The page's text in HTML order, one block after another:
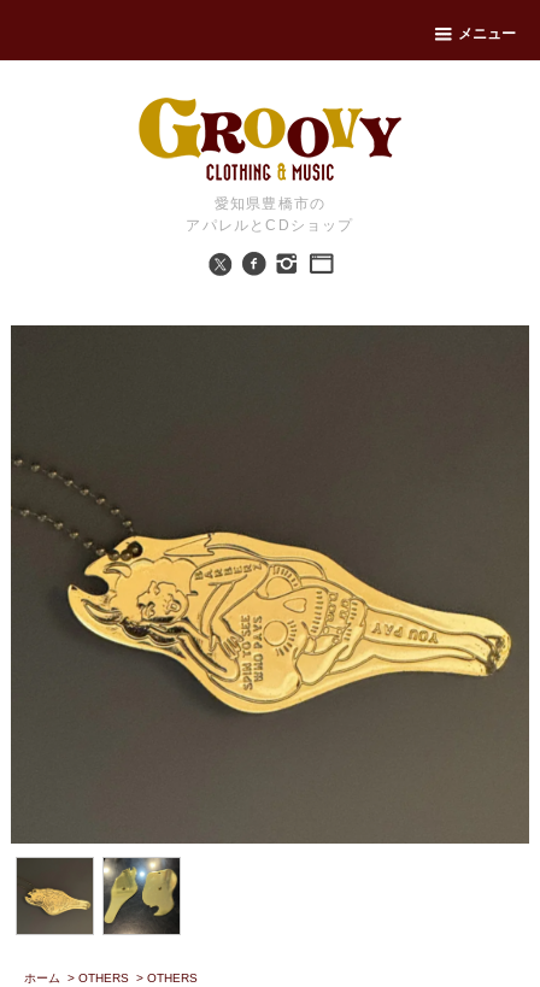
メニュー
愛知県豊橋市の
アパレルとCDショップ
ホーム > OTHERS > OTHERS